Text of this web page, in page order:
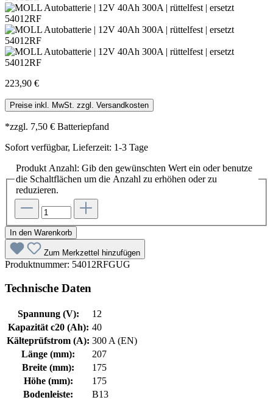
223,90 €
Preise inkl. MwSt. zzgl. Versandkosten
*zzgl. 7,50 € Batteriepfand
Sofort verfügbar, Lieferzeit: 1-3 Tage
Produkt Anzahl: Gib den gewünschten Wert ein oder benutze
die Schaltflächen um die Anzahl zu erhöhen oder zu
reduzieren.
In den Warenkorb
Zum Merkzettel hinzufügen
Produktnummer: 54012RFGUG
Technische Daten
Spannung (V):
12
Kapazität c20 (Ah): 40
Kälteprüfstrom (A): 300 A (EN)
Länge (mm):
207
Breite (mm):
175
Höhe (mm):
175
Bodenleiste:
B13